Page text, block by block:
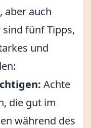
aber auch
sind fünf Tipps,
und
Achte
die gut im
während des